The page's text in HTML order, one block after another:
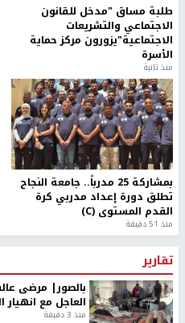
طلبة مساق "مدخل للقانون
الاجتماعي والتشريعات
الاجتماعية"يزورون مركز حماية
الأسرة
منذ ثانية
بمشاركة 25 مدرباً.. جامعة النجاح
تطلق دورة إعداد مدربي كرة
القدم المستوى (C)
منذ 51 دقيقة
تقارير
بالصور| مرضى
العاجل مع انهيار
منذ 3 دقيقة